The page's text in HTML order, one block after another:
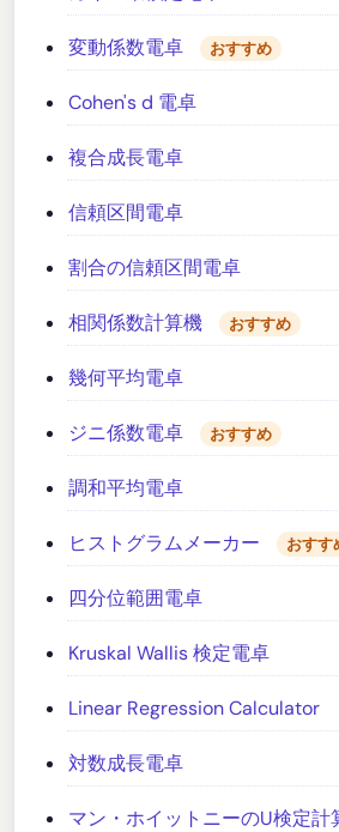
変動係数電卓 おすすめ
Cohen's d 電卓
複合成長電卓
信頼区間電卓
割合の信頼区間電卓
相関係数計算機 おすすめ
幾何平均電卓
ジニ係数電卓 おすすめ
調和平均電卓
ヒストグラムメーカー おすす
四分位範囲電卓
Kruskal Wallis 検定電卓
Linear Regression Calculator
対数成長電卓
マン・ホイットニーのU検定計